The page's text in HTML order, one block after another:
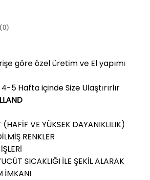
(0)
göre özel üretim ve El yapımı
5 Hafta içinde Size Ulaştırırlır
VE YÜKSEK DAYANIKLILIK)
RENKLER
SICAKLIĞI İLE ŞEKİL ALARAK
İMKANI